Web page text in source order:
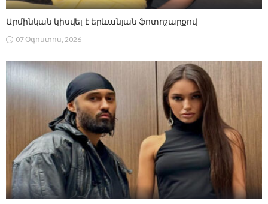
Արմինկան կիսվել է երևանյան ֆոտոշարքով
07 Օգոստոս, 2026